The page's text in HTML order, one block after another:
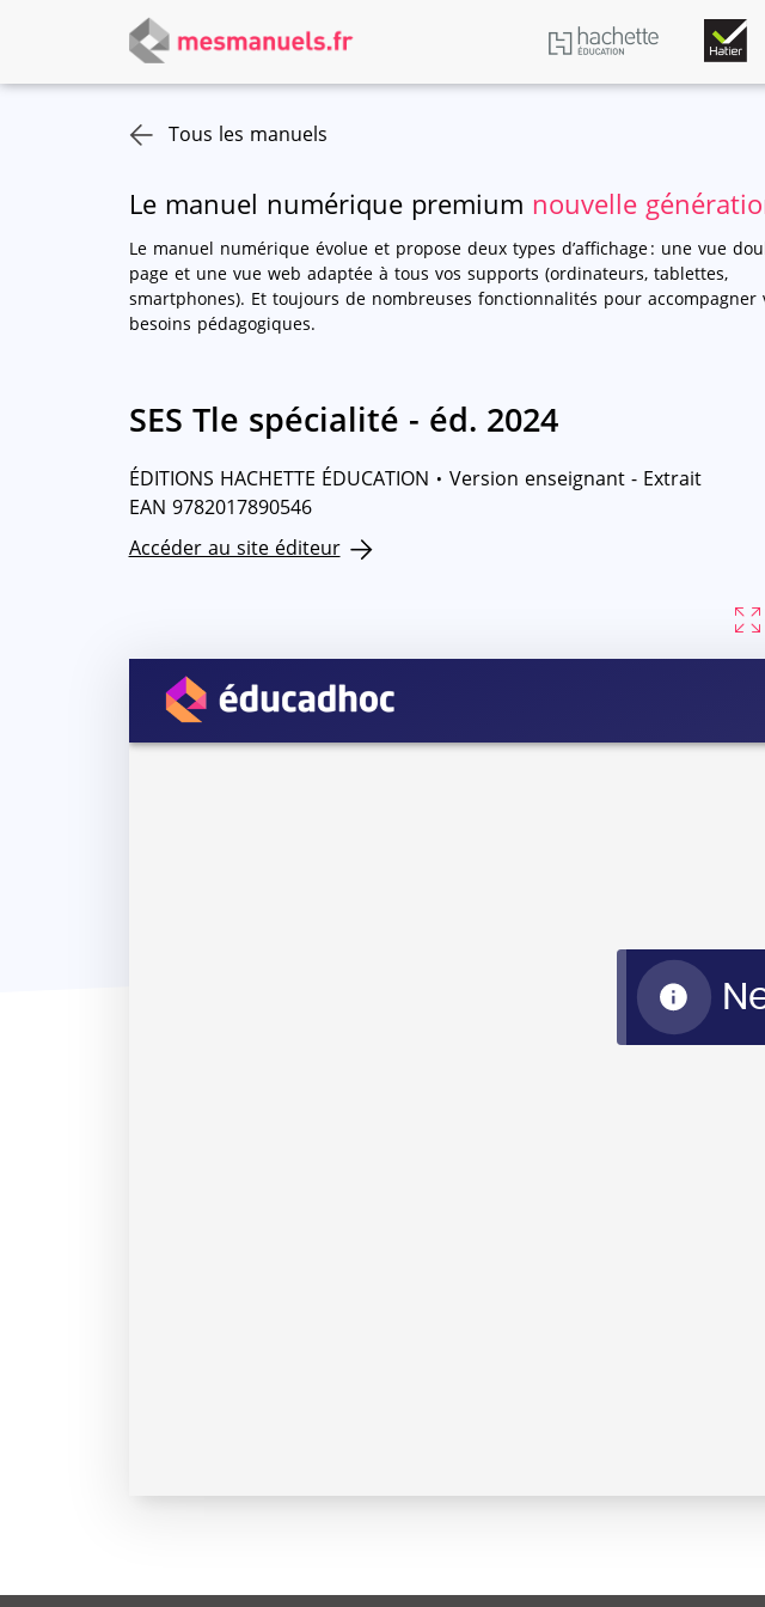
Tous les manuels
Le manuel numérique premium nouvelle
Le manuel numérique évolue et propose deux types d’affichage : une vue
page et une vue web adaptée à tous vos supports (ordinateurs, tablettes,
smartphones). Et toujours de nombreuses fonctionnalités pour accompagner
besoins pédagogiques.
SES Tle spécialité - éd. 2024
ÉDITIONS HACHETTE ÉDUCATION · Version enseignant - Extrait
EAN 9782017890546
Accéder au site éditeur